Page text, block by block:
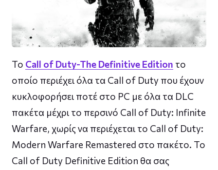
Το Call of Duty-The Definitive Edition το
οποίο περιέχει όλα τα Call of Duty που έχουν
κυκλοφορήσει ποτέ στο PC με όλα τα DLC
πακέτα μέχρι το περσινό Call of Duty: Infinite
Warfare, χωρίς να περιέχεται το Call of Duty:
Modern Warfare Remastered στο πακέτο. Το
Call of Duty Definitive Edition θα σας